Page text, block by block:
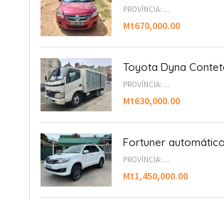
PROVÍNCIA: ...
Mt670,000.00
Toyota Dyna
PROVÍNCIA: ...
Mt630,000.00
Fortuner
PROVÍNCIA: ...
Mt1,450,000.00